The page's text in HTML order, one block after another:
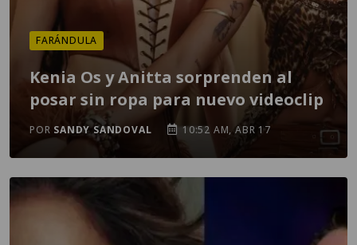
FARÁNDULA
Kenia Os y Anitta sorprenden al
posar sin ropa para nuevo videoclip
POR SANDY SANDOVAL 10:52 AM, ABR 17